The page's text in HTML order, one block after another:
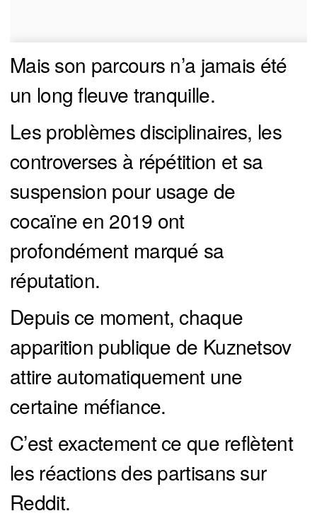
Mais son parcours n’a jamais été
un long fleuve tranquille.
Les problèmes disciplinaires, les
controverses à répétition et sa
suspension pour usage de
cocaïne en 2019 ont
profondément marqué sa
réputation.
Depuis ce moment, chaque
apparition publique de Kuznetsov
attire automatiquement une
certaine méfiance.
C’est exactement ce que reflètent
les réactions des partisans sur
Reddit.